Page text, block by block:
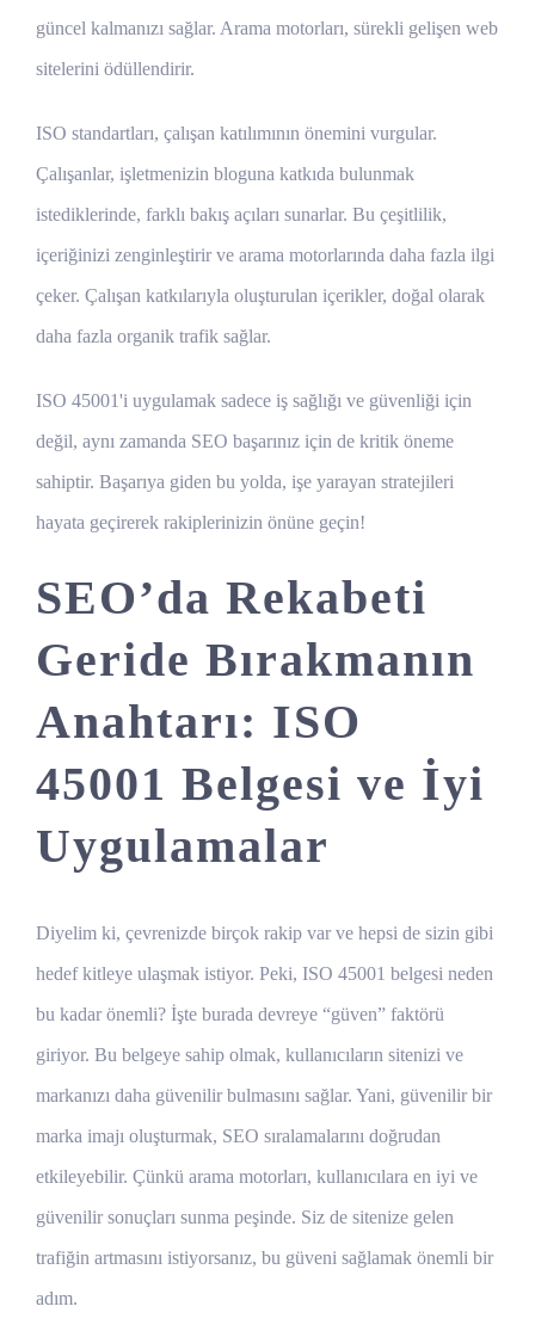
güncel kalmanızı sağlar. Arama motorları, sürekli gelişen web
sitelerini ödüllendirir.
ISO standartları, çalışan katılımının önemini vurgular.
Çalışanlar, işletmenizin bloguna katkıda bulunmak
istediklerinde, farklı bakış açıları sunarlar. Bu çeşitlilik,
içeriğinizi zenginleştirir ve arama motorlarında daha fazla ilgi
çeker. Çalışan katkılarıyla oluşturulan içerikler, doğal olarak
daha fazla organik trafik sağlar.
ISO 45001'i uygulamak sadece iş sağlığı ve güvenliği için
değil, aynı zamanda SEO başarınız için de kritik öneme
sahiptir. Başarıya giden bu yolda, işe yarayan stratejileri
hayata geçirerek rakiplerinizin önüne geçin!
SEO’da Rekabeti
Geride Bırakmanın
Anahtarı: ISO
45001 Belgesi ve İyi
Uygulamalar
Diyelim ki, çevrenizde birçok rakip var ve hepsi de sizin gibi
hedef kitleye ulaşmak istiyor. Peki, ISO 45001 belgesi neden
bu kadar önemli? İşte burada devreye “güven” faktörü
giriyor. Bu belgeye sahip olmak, kullanıcıların sitenizi ve
markanızı daha güvenilir bulmasını sağlar. Yani, güvenilir bir
marka imajı oluşturmak, SEO sıralamalarını doğrudan
etkileyebilir. Çünkü arama motorları, kullanıcılara en iyi ve
güvenilir sonuçları sunma peşinde. Siz de sitenize gelen
trafiğin artmasını istiyorsanız, bu güveni sağlamak önemli bir
adım.